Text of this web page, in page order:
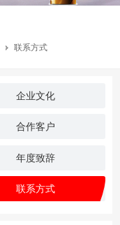
联系方式
企业文化
合作客户
年度致辞
联系方式